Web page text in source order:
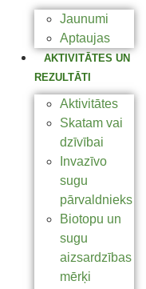
Jaunumi
Aptaujas
AKTIVITĀTES UN
REZULTĀTI
Aktivitātes
Skatam vai
dzīvībai
Invazīvo
sugu
pārvaldnieks
Biotopu un
sugu
aizsardzības
mērķi